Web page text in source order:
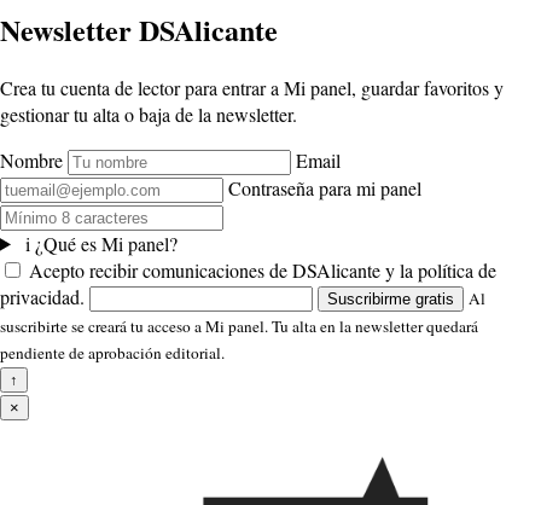
Newsletter DSAlicante
Crea tu cuenta de lector para entrar a Mi panel, guardar favoritos y
gestionar tu alta o baja de la newsletter.
Nombre
Email
Contraseña para mi panel
i ¿Qué es Mi panel?
Acepto recibir comunicaciones de DSAlicante y la política de
privacidad.
Suscribirme gratis
Al
suscribirte se creará tu acceso a Mi panel. Tu alta en la newsletter quedará
pendiente de aprobación editorial.
↑
×